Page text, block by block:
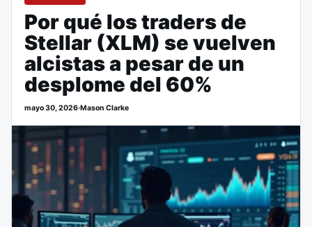
Por qué los traders de
Stellar (XLM) se vuelven
alcistas a pesar de un
desplome del 60%
mayo 30, 2026·Mason Clarke